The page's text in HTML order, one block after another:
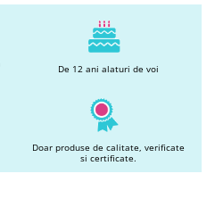
De 12 ani alaturi de voi
Doar produse de calitate, verificate
si certificate.